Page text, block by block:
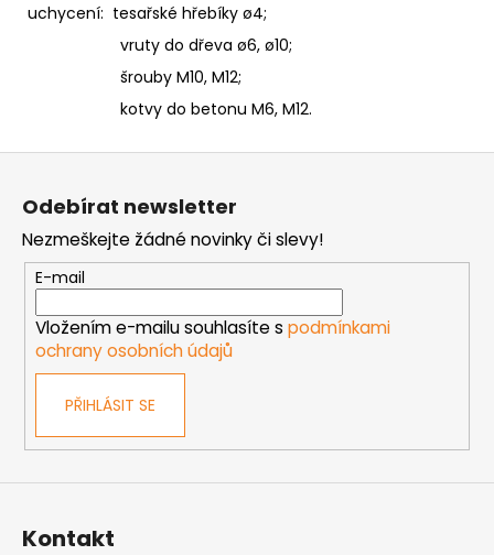
uchycení: tesařské hřebíky ø4;
vruty do dřeva ø6, ø10;
šrouby M10, M12;
kotvy do betonu M6, M12.
Z
Odebírat newsletter
Nezmeškejte žádné novinky či slevy!
E-mail
Vložením e-mailu souhlasíte s podmínkami
ochrany osobních údajů
PŘIHLÁSIT SE
Kontakt